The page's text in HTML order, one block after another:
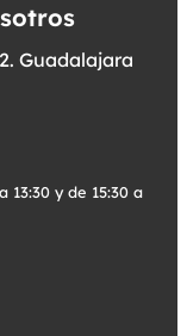
Guadalajara
13:30 y de 15:30 a